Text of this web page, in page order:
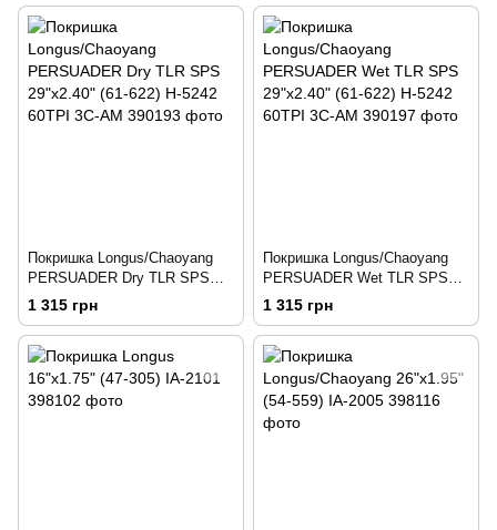
Покришка Longus/Chaoyang
PERSUADER Dry TLR SPS
29"x2.40" (61-622) H-5242
60TPI 3C-AM
1 315 грн
Покришка Longus/Chaoyang
PERSUADER Wet TLR SPS
29"x2.40" (61-622) H-5242
60TPI 3C-AM
1 315 грн